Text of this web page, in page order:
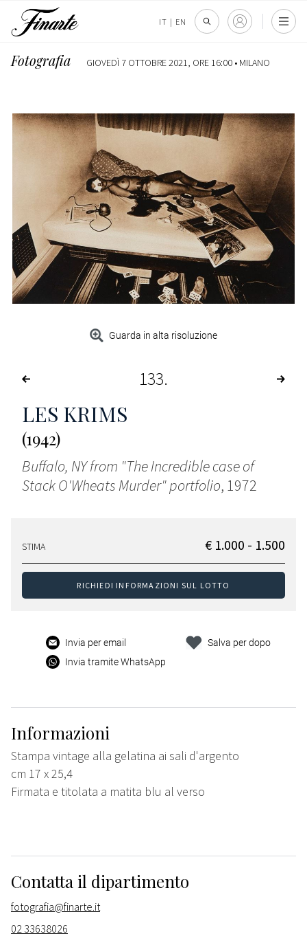
IT | EN
Fotografia GIOVEDÌ 7 OTTOBRE 2021, ORE 16:00 • MILANO
Guarda in alta risoluzione
133
LES KRIMS
(1942)
Buffalo, NY from "The Incredible case of
Stack O'Wheats Murder" portfolio, 1972
STIMA € 1.000 - 1.500
RICHIEDI INFORMAZIONI SUL LOTTO
Invia per email
Invia tramite WhatsApp
Salva per dopo
Informazioni
Stampa vintage alla gelatina ai sali d'argento
cm 17 x 25,4
Firmata e titolata a matita blu al verso
Contatta il dipartimento
fotografia@finarte.it
02 33638026